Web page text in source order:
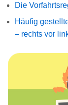
Die
Häufig
– rechts vor